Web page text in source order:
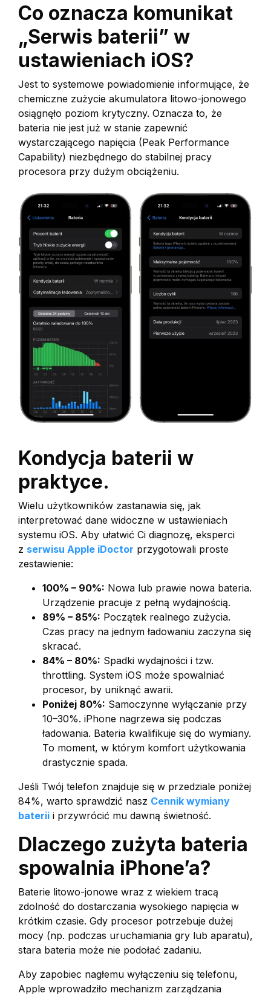
Co oznacza komunikat
„Serwis baterii” w
ustawieniach iOS?
Jest to systemowe powiadomienie informujące, że
chemiczne zużycie akumulatora litowo-jonowego
osiągnęło poziom krytyczny. Oznacza to, że
bateria nie jest już w stanie zapewnić
wystarczającego napięcia (Peak Performance
Capability) niezbędnego do stabilnej pracy
procesora przy dużym obciążeniu.
Kondycja baterii w
praktyce.
Wielu użytkowników zastanawia się, jak
interpretować dane widoczne w ustawieniach
systemu iOS. Aby ułatwić Ci diagnozę, eksperci
z serwisu Apple iDoctor przygotowali proste
zestawienie:
100% – 90%: Nowa lub prawie nowa bateria.
Urządzenie pracuje z pełną wydajnością.
89% – 85%: Początek realnego zużycia.
Czas pracy na jednym ładowaniu zaczyna się
skracać.
84% – 80%: Spadki wydajności i tzw.
throttling. System iOS może spowalniać
procesor, by uniknąć awarii.
Poniżej 80%: Samoczynne wyłączanie przy
10–30%. iPhone nagrzewa się podczas
ładowania. Bateria kwalifikuje się do wymiany.
To moment, w którym komfort użytkowania
drastycznie spada.
Jeśli Twój telefon znajduje się w przedziale poniżej
84%, warto sprawdzić nasz Cennik wymiany
baterii i przywrócić mu dawną świetność.
Dlaczego zużyta bateria
spowalnia iPhone’a?
Baterie litowo-jonowe wraz z wiekiem tracą
zdolność do dostarczania wysokiego napięcia w
krótkim czasie. Gdy procesor potrzebuje dużej
mocy (np. podczas uruchamiania gry lub aparatu),
stara bateria może nie podołać zadaniu.
Aby zapobiec nagłemu wyłączeniu się telefonu,
Apple wprowadziło mechanizm zarządzania